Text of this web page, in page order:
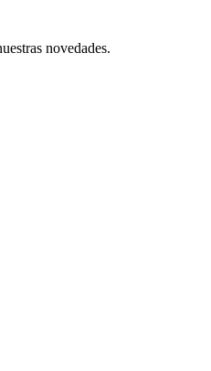
novedades.